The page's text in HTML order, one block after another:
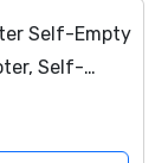
Self-Empty
Self-
WLAN-